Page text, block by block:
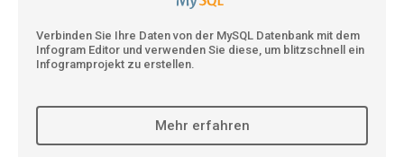
Verbinden Sie Ihre Daten von der MySQL Datenbank mit dem
Infogram Editor und verwenden Sie diese, um blitzschnell ein
Infogramprojekt zu erstellen.
Mehr erfahren